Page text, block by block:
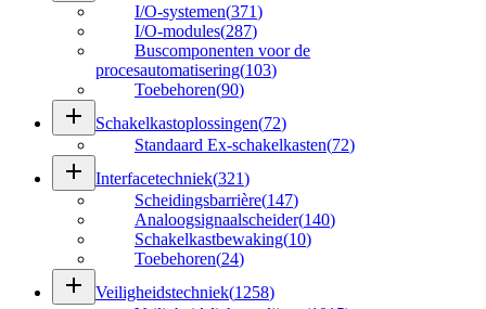
I/O-systemen(371)
I/O-modules(287)
Buscomponenten voor de
procesautomatisering(103)
Toebehoren(90)
add Schakelkastoplossingen(72)
Standaard Ex-schakelkasten(72)
add Interfacetechniek(321)
Scheidingsbarrière(147)
Analoogsignaalscheider(140)
Schakelkastbewaking(10)
Toebehoren(24)
add Veiligheidstechniek(1258)